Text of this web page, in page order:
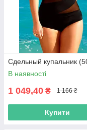
Сдельный купальник
В наявності
1 049,40 ₴ 1 166 ₴
Купити